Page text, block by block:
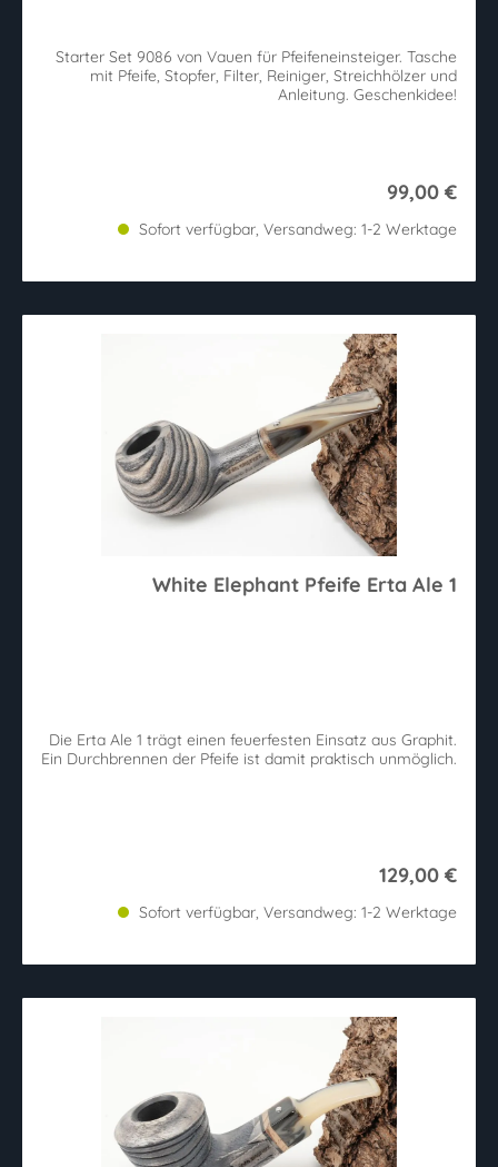
Starter Set 9086 von Vauen für Pfeifeneinsteiger. Tasche
mit Pfeife, Stopfer, Filter, Reiniger, Streichhölzer und
Anleitung. Geschenkidee!
99,00 €
Sofort verfügbar, Versandweg: 1-2 Werktage
White Elephant Pfeife Erta Ale 1
Die Erta Ale 1 trägt einen feuerfesten Einsatz aus Graphit.
Ein Durchbrennen der Pfeife ist damit praktisch unmöglich.
129,00 €
Sofort verfügbar, Versandweg: 1-2 Werktage